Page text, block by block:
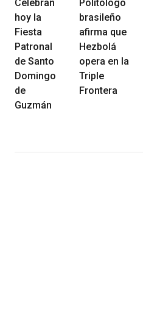
Celebran
hoy la
Fiesta
Patronal
de Santo
Domingo
de
Guzmán
Politólogo
brasileño
afirma que
Hezbolá
opera en la
Triple
Frontera